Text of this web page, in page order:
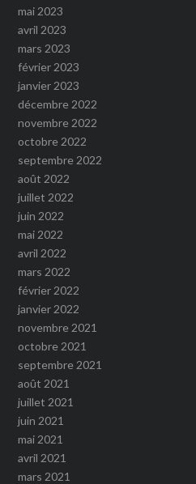
mai 2023
avril 2023
mars 2023
février 2023
janvier 2023
décembre 2022
novembre 2022
octobre 2022
septembre 2022
août 2022
juillet 2022
juin 2022
mai 2022
avril 2022
mars 2022
février 2022
janvier 2022
novembre 2021
octobre 2021
septembre 2021
août 2021
juillet 2021
juin 2021
mai 2021
avril 2021
mars 2021